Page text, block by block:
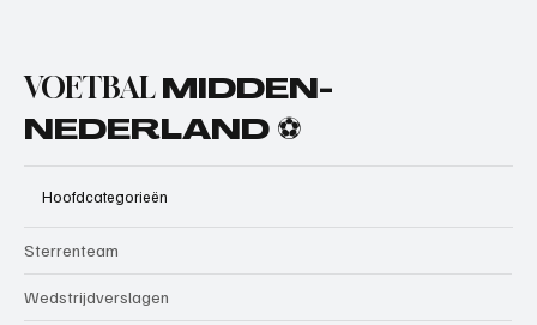
VOETBAL MIDDEN-
NEDERLAND ⚽
Hoofdcategorieën
Sterrenteam
Wedstrijdverslagen